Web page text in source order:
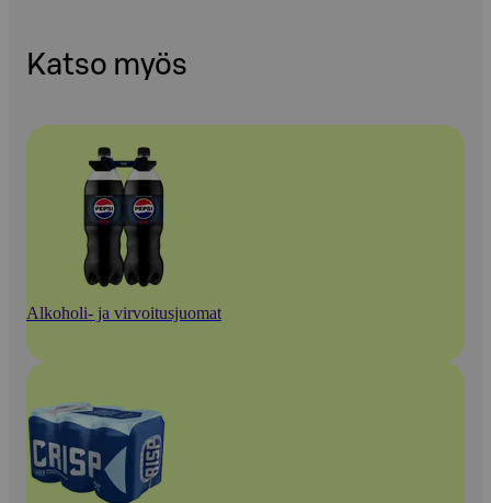
Katso myös
Alkoholi- ja virvoitusjuomat